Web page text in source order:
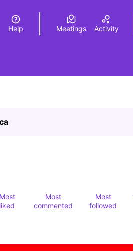
Elegir el idiomaChoose language
Help Meetings Activity
Most
liked
Most
commented
Most
followed